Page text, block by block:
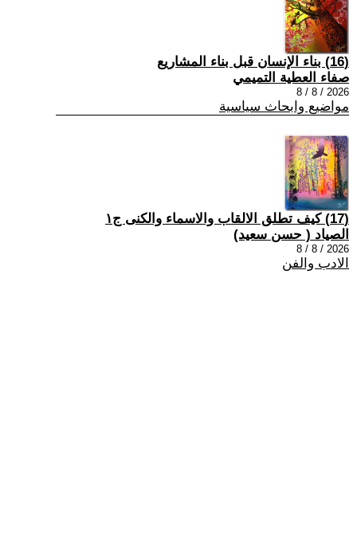
(16) بناء الإنسان قبل بناء المشاريع
صفاء العطية التميمي
2026 / 8 / 8
مواضيع وابحاث سياسية
(17) كيف تطلق الالقاب والاسماء والكنى ج١
الصياد ‏( حسن سعيد‏)
2026 / 8 / 8
الادب والفن